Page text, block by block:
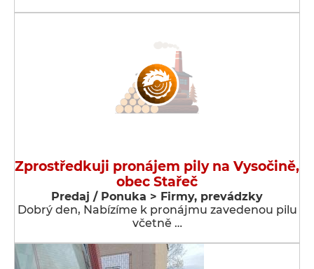
Zprostředkuji pronájem pily na Vysočině,
obec Stařeč
Predaj / Ponuka > Firmy, prevádzky
Dobrý den, Nabízíme k pronájmu zavedenou pilu
včetně …